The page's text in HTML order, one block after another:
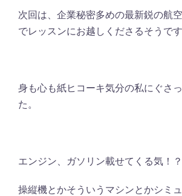
次回は、企業秘密多めの最新鋭の航
でレッスンにお越しくださるそうです
身も心も紙ヒコーキ気分の私にぐさ
た。
エンジン、ガソリン載せてくる気！？
操縦機とかそういうマシンとかシミ